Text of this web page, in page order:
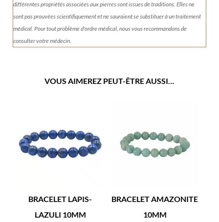
différentes propriétés associées aux pierres sont issues de traditions. Elles ne
sont pas prouvées scientifiquement et ne sauraient se substituer à un traitement
médical. Pour tout problème d'ordre médical, nous vous recommandons de
consulter votre médecin.
VOUS AIMEREZ PEUT-ÊTRE AUSSI…
BRACELET LAPIS-
LAZULI 10MM
BRACELET AMAZONITE
10MM